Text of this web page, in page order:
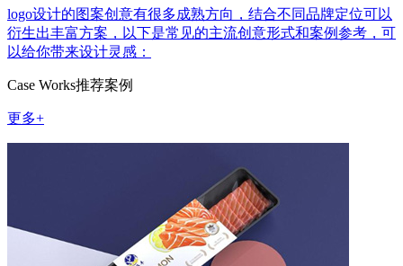
logo设计的图案创意有很多成熟方向，结合不同品牌定位可以
衍生出丰富方案，以下是常见的主流创意形式和案例参考，可
以给你带来设计灵感：
Case Works推荐案例
更多+